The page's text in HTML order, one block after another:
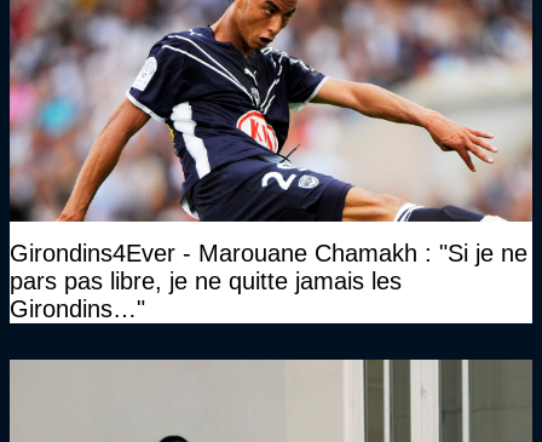
Girondins4Ever - Marouane Chamakh : "Si je ne
pars pas libre, je ne quitte jamais les
Girondins…"